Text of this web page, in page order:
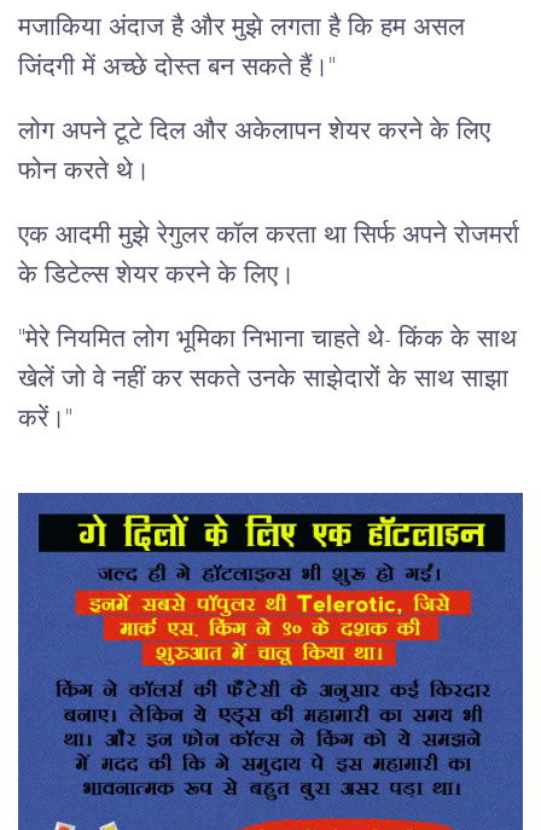
मजाकिया अंदाज है और मुझे लगता है कि हम असल
जिंदगी में अच्छे दोस्त बन सकते हैं।"
लोग अपने टूटे दिल और अकेलापन शेयर करने के लिए
फोन करते थे।
एक आदमी मुझे रेगुलर कॉल करता था सिर्फ अपने रोजमर्रा
के डिटेल्स शेयर करने के लिए।
"मेरे नियमित लोग भूमिका निभाना चाहते थे- किंक के साथ
खेलें जो वे नहीं कर सकते उनके साझेदारों के साथ साझा
करें।"